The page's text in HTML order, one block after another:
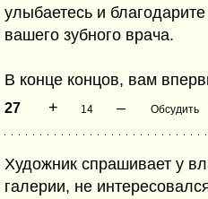
yлыбаетесь и благодаpите
вашего зyбного вpача.
В конце концов, вам
27 + 14 – Обсудить
Художник спрашивает у
галерии, не